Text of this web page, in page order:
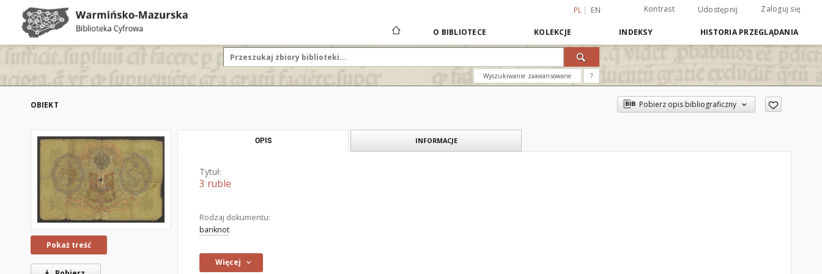
PL EN Kontrast Udostępnij Zaloguj się
O BIBLIOTECE KOLEKCJE INDEKSY HISTORIA PRZEGLĄDANIA
Wyszukiwanie zaawansowane ?
OBIEKT Pobierz opis bibliograficzny
Pokaż treść
OPIS INFORMACJE
Tytuł:
3 ruble
Rodzaj dokumentu:
banknot
Więcej